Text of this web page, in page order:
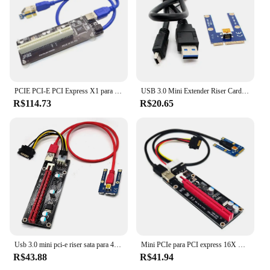
PCIE PCI-E PCI Express X1 para PCI Riser Cartão Bus Conversor Adaptador de Alta Eficiência Cabo USB 3.0 para PC Desktop ASM1083 Chip
R$114.73
USB 3.0 Mini Extender Riser Card Adapter, cabo de extensão para Bitcoin BTC Miner, PCI-E para PCIe PCI Express 1x a 16x, 60cm
R$20.65
Usb 3.0 mini pci-e riser sata para 4 pinos 6 pinos 16x extensor pcie riser adaptador placa de alimentação para portátil placa gráfica externa
R$43.88
Mini PCIe para PCI express 16X Riser para Laptop Placa Gráfica Externa EXP GDC BTC Antminer Mineiro mpCIe para slot PCI-e Placa de Mineração
R$41.94